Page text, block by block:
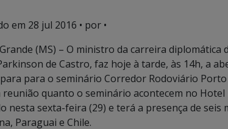
em 28 jul 2016 • por •
(MS) – O ministro da carreira diplomática
de Castro, faz hoje à tarde, às 14h, a
para o seminário Corredor Rodoviário
quanto o seminário acontecem no Hotel
nesta sexta-feira (29) e terá a presença de
Paraguai e Chile.